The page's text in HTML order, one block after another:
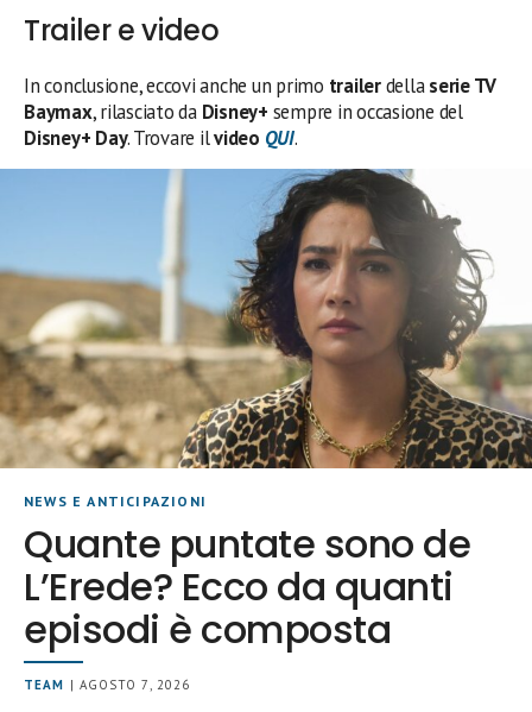
Trailer e video
In conclusione, eccovi anche un primo trailerdellaserie TV
Baymax, rilasciato da Disney+ sempre in occasione del
Disney+ Day. Trovare ilvideo QUI.
NEWS E ANTICIPAZIONI
Quante puntate sono de
L’Erede? Ecco da quanti
episodi è composta
TEAM | AGOSTO 7, 2026